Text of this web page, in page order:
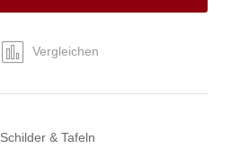
Vergleichen
Schilder & Tafeln